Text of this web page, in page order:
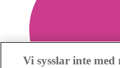
Vi sysslar inte